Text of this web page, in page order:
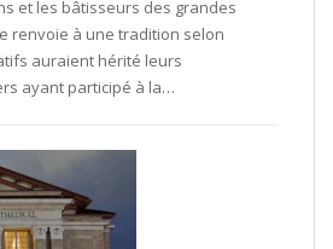
et les bâtisseurs des grandes
renvoie à une tradition selon
auraient hérité leurs
ayant participé à la…